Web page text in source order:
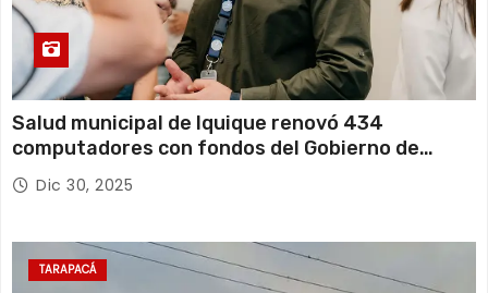
Salud municipal de Iquique renovó 434
computadores con fondos del Gobierno de
Tarapacá
Dic 30, 2025
TARAPACÁ